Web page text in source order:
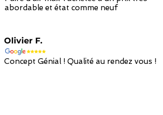
abordable et état comme neuf
Olivier F.
Concept Génial ! Qualité au rendez vous !